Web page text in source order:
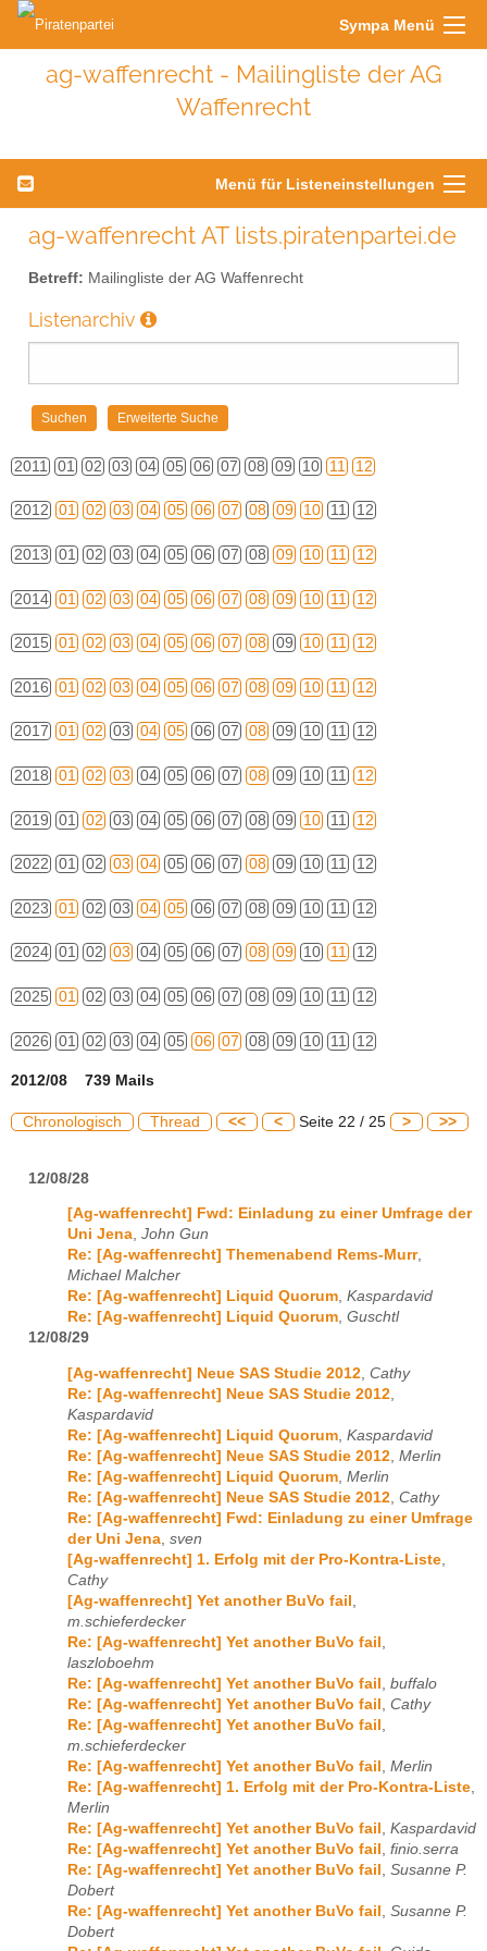
Sympa Menü
ag-waffenrecht - Mailingliste der AG
Waffenrecht
Menü für Listeneinstellungen
ag-waffenrecht AT lists.piratenpartei.de
Betreff: Mailingliste der AG Waffenrecht
Listenarchiv
2011 01 02 03 04 05 06 07 08 09 10 11 12
2012 01 02 03 04 05 06 07 08 09 10 11 12
2013 01 02 03 04 05 06 07 08 09 10 11 12
2014 01 02 03 04 05 06 07 08 09 10 11 12
2015 01 02 03 04 05 06 07 08 09 10 11 12
2016 01 02 03 04 05 06 07 08 09 10 11 12
2017 01 02 03 04 05 06 07 08 09 10 11 12
2018 01 02 03 04 05 06 07 08 09 10 11 12
2019 01 02 03 04 05 06 07 08 09 10 11 12
2022 01 02 03 04 05 06 07 08 09 10 11 12
2023 01 02 03 04 05 06 07 08 09 10 11 12
2024 01 02 03 04 05 06 07 08 09 10 11 12
2025 01 02 03 04 05 06 07 08 09 10 11 12
2026 01 02 03 04 05 06 07 08 09 10 11 12
2012/08 739 Mails
Chronologisch Thread << < Seite 22 / 25 > >>
12/08/28
[Ag-waffenrecht] Fwd: Einladung zu einer Umfrage der
Uni Jena, John Gun
Re: [Ag-waffenrecht] Themenabend Rems-Murr,
Michael Malcher
Re: [Ag-waffenrecht] Liquid Quorum, Kaspardavid
Re: [Ag-waffenrecht] Liquid Quorum, Guschtl
12/08/29
[Ag-waffenrecht] Neue SAS Studie 2012 Cathy
Re: [Ag-waffenrecht] Neue SAS Studie 2012
Kaspardavid
Re: [Ag-waffenrecht] Liquid Quorum Kaspardavid
Re: [Ag-waffenrecht] Neue SAS Studie 2012 Merlin
Re: [Ag-waffenrecht] Liquid Quorum Merlin
Re: [Ag-waffenrecht] Neue SAS Studie 2012 Cathy
Re: [Ag-waffenrecht] Fwd: Einladung zu einer Umfrage
der Uni Jena sven
[Ag-waffenrecht] 1. Erfolg mit der Pro-Kontra-Liste
Cathy
[Ag-waffenrecht] Yet another BuVo fail
m.schieferdecker
Re: [Ag-waffenrecht] Yet another BuVo fail
laszloboehm
Re: [Ag-waffenrecht] Yet another BuVo fail
buffalo
Re: [Ag-waffenrecht] Yet another BuVo fail
Cathy
Re: [Ag-waffenrecht] Yet another BuVo fail
m.schieferdecker
Re: [Ag-waffenrecht] Yet another BuVo fail
Merlin
Re: [Ag-waffenrecht] 1. Erfolg mit der Pro-Kontra-Liste
Merlin
Re: [Ag-waffenrecht] Yet another BuVo fail
Kaspardavid
Re: [Ag-waffenrecht] Yet another BuVo fail
finio.serra
Re: [Ag-waffenrecht] Yet another BuVo fail
Susanne P.
Dobert
Re: [Ag-waffenrecht] Yet another BuVo fail
Susanne P.
Dobert